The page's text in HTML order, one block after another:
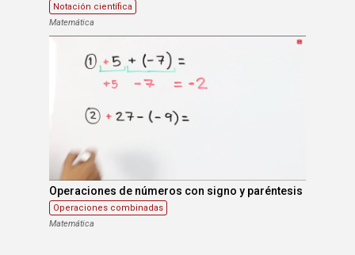
Notación científica
Matemática
Operaciones de números con signo y paréntesis
Operaciones combinadas
Matemática